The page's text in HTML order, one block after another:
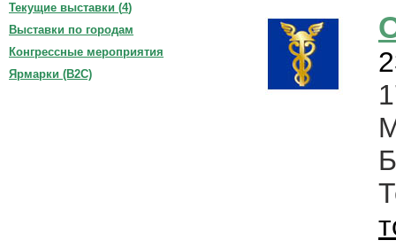
Текущие выставки (4)
Выставки по городам
Конгрессные мероприятия
Ярмарки (B2C)